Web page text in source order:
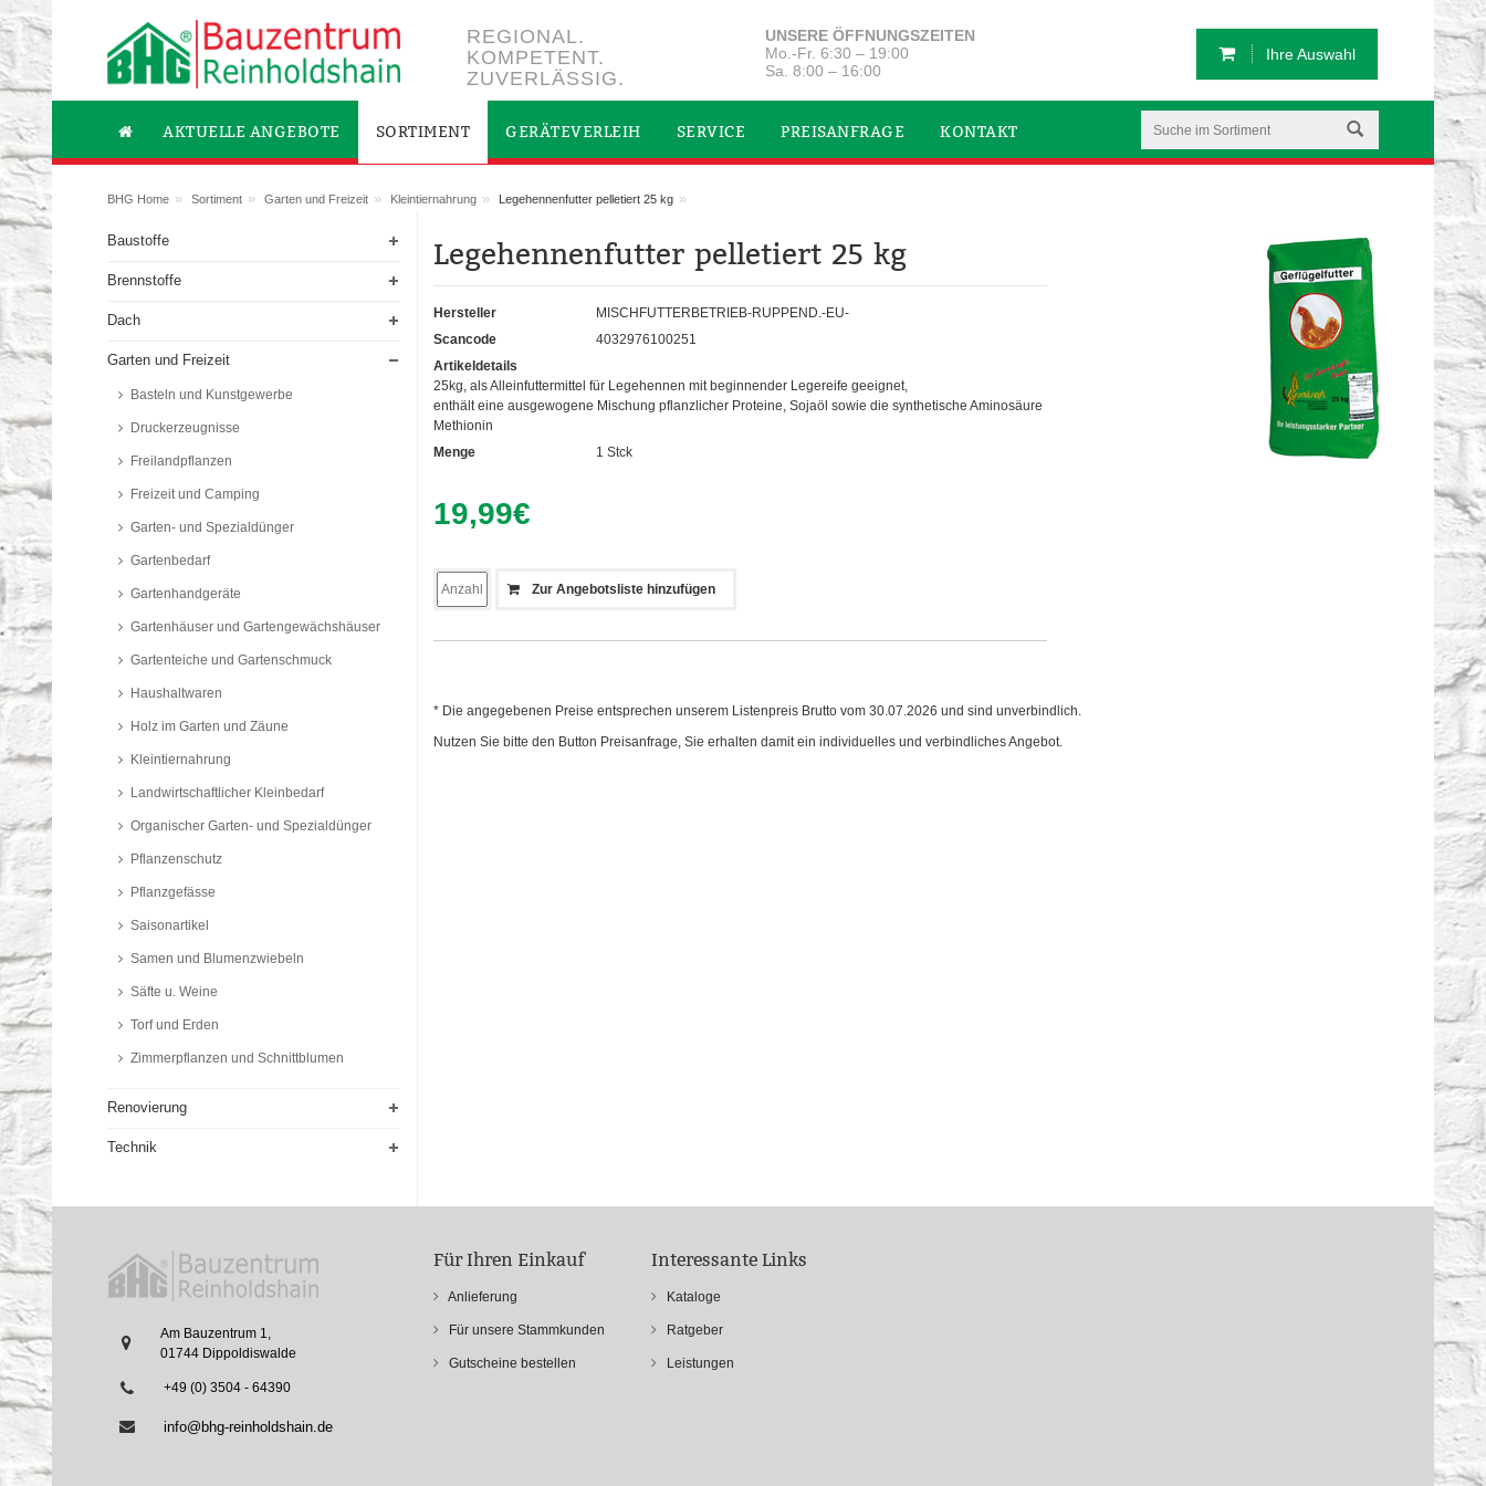
REGIONAL.
KOMPETENT.
ZUVERLÄSSIG.
UNSERE ÖFFNUNGSZEITEN
Mo.-Fr. 6:30 – 19:00
Sa. 8:00 – 16:00
Ihre Auswahl
AKTUELLE ANGEBOTE SORTIMENT GERÄTEVERLEIH SERVICE PREISANFRAGE KONTAKT
BHG Home » Sortiment » Garten und Freizeit » Kleintiernahrung » Legehennenfutter pelletiert 25 kg »
Legehennenfutter pelletiert 25 kg
Hersteller
MISCHFUTTERBETRIEB-RUPPEND.-EU-
Scancode
4032976100251
Artikeldetails
25kg, als Alleinfuttermittel für Legehennen mit beginnender Legereife geeignet,
enthält eine ausgewogene Mischung pflanzlicher Proteine, Sojaöl sowie die synthetische Aminosäure
Methionin
Menge
1 Stck
19,99€
Zur Angebotsliste hinzufügen
* Die angegebenen Preise entsprechen unserem Listenpreis Brutto vom 30.07.2026 und sind unverbindlich.
Nutzen Sie bitte den Button Preisanfrage, Sie erhalten damit ein individuelles und verbindliches Angebot.
Baustoffe
Brennstoffe
Dach
Garten und Freizeit
Basteln und Kunstgewerbe
Druckerzeugnisse
Freilandpflanzen
Freizeit und Camping
Garten- und Spezialdünger
Gartenbedarf
Gartenhandgeräte
Gartenhäuser und Gartengewächshäuser
Gartenteiche und Gartenschmuck
Haushaltwaren
Holz im Garten und Zäune
Kleintiernahrung
Landwirtschaftlicher Kleinbedarf
Organischer Garten- und Spezialdünger
Pflanzenschutz
Pflanzgefässe
Saisonartikel
Samen und Blumenzwiebeln
Säfte u. Weine
Torf und Erden
Zimmerpflanzen und Schnittblumen
Renovierung
Technik
Am Bauzentrum 1,
01744 Dippoldiswalde
+49 (0) 3504 - 64390
info@bhg-reinholdshain.de
Für Ihren Einkauf
Anlieferung
Für unsere Stammkunden
Gutscheine bestellen
Interessante Links
Kataloge
Ratgeber
Leistungen